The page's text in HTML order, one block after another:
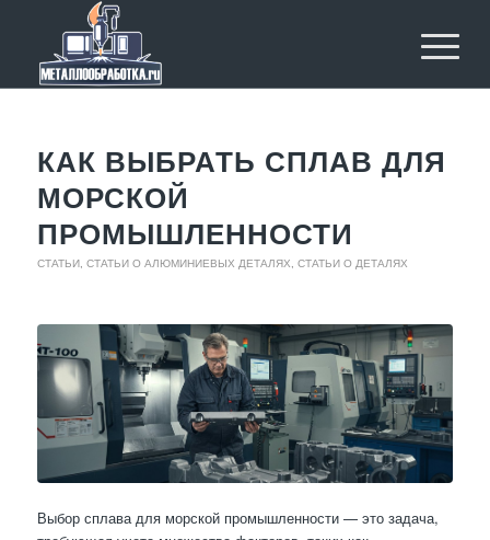
КАК ВЫБРАТЬ СПЛАВ ДЛЯ
МОРСКОЙ
ПРОМЫШЛЕННОСТИ
СТАТЬИ, СТАТЬИ О АЛЮМИНИЕВЫХ ДЕТАЛЯХ СТАТЬИ О ДЕТАЛЯХ
Выбор сплава для морской промышленности — это задача,